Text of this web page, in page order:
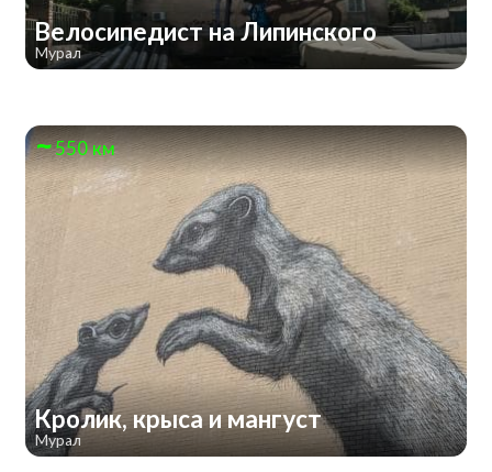
Велосипедист на Липинского
Мурал
550 км
Кролик, крыса и мангуст
Мурал